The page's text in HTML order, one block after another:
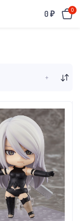
0₽ 0
+